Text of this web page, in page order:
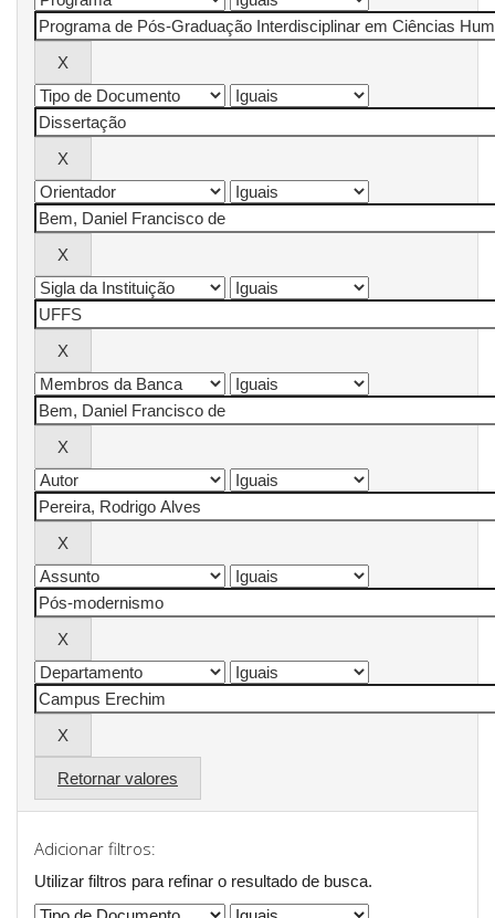
Retornar valores
Adicionar filtros:
Utilizar filtros para refinar o resultado de busca.